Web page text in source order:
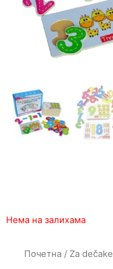
Нема на залихама
Почетна / Za dečake